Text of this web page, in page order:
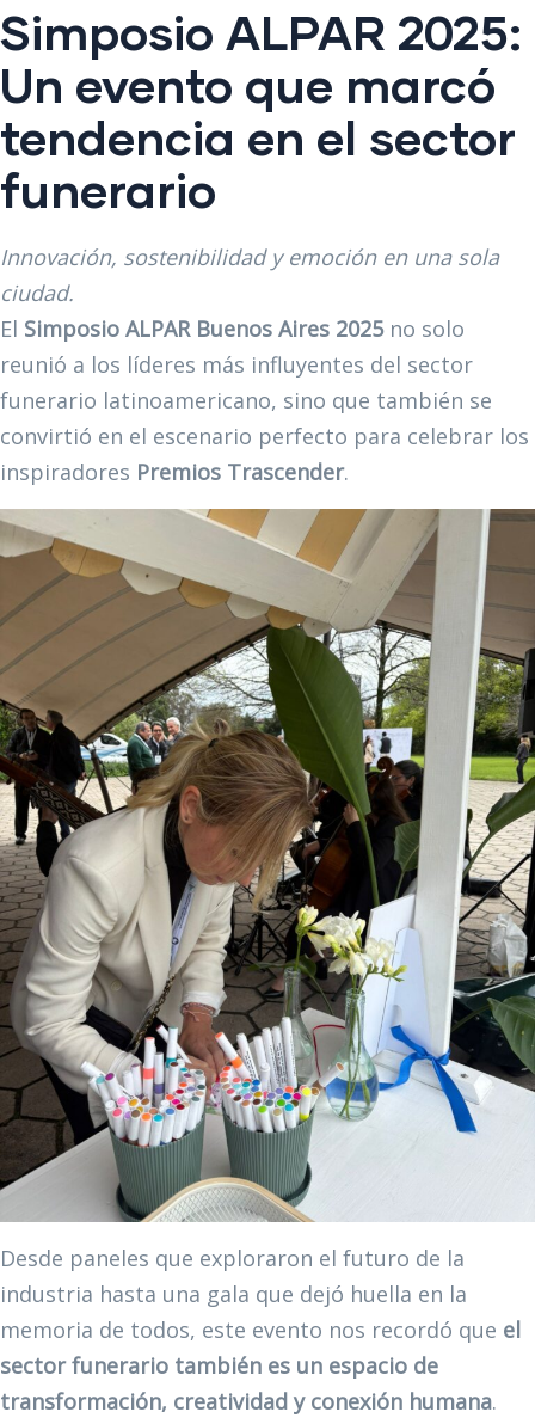
Simposio ALPAR 2025:
Un evento que marcó
tendencia en el sector
funerario
Innovación, sostenibilidad y emoción en una sola
ciudad.
El Simposio ALPAR Buenos Aires 2025no solo
reunió a los líderes más influyentes del sector
funerario latinoamericano, sino que también se
convirtió en el escenario perfecto para celebrar los
inspiradores Premios Trascender.
Desde paneles que exploraron el futuro de la
industria hasta una gala que dejó huella en la
memoria de todos, este evento nos recordó que el
sector funerario también es un espacio de
transformación, creatividad y conexión humana.